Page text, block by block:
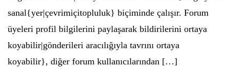
sanal{yer|çevrimiçitopluluk} biçiminde çalışır. Forum
üyeleri profil bilgilerini paylaşarak bildirilerini ortaya
koyabilir|gönderileri aracılığıyla tavrını ortaya
koyabilir}, diğer forum kullanıcılarından […]